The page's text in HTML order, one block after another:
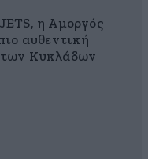
η Αμοργός
αυθεντική
Κυκλάδων